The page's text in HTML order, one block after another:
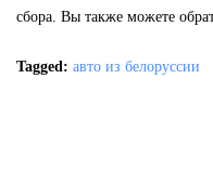
сбора. Вы также можете
Tagged: авто из белоруссии